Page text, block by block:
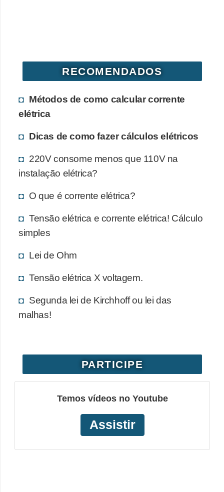
RECOMENDADOS
Métodos de como calcular corrente
elétrica
Dicas de como fazer cálculos elétricos
220V consome menos que 110V na
instalação elétrica?
O que é corrente elétrica?
Tensão elétrica e corrente elétrica! Cálculo
simples
Lei de Ohm
Tensão elétrica X voltagem.
Segunda lei de Kirchhoff ou lei das
malhas!
PARTICIPE
Temos vídeos no Youtube
Assistir